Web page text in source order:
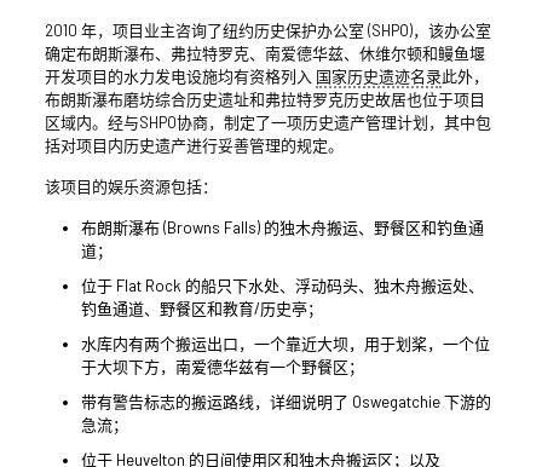
2010 年，项目业主咨询了纽约历史保护办公室 (SHPO)，该办公室
确定布朗斯瀑布、弗拉特罗克、南爱德华兹、休维尔顿和鳗鱼堰
开发项目的水力发电设施均有资格列入 国家历史遗迹名录此外，
布朗斯瀑布磨坊综合历史遗址和弗拉特罗克历史故居也位于项目
区域内。经与SHPO协商，制定了一项历史遗产管理计划，其中包
括对项目内历史遗产进行妥善管理的规定。
该项目的娱乐资源包括：
布朗斯瀑布 (Browns Falls) 的独木舟搬运、野餐区和钓鱼通
道；
位于 Flat Rock 的船只下水处、浮动码头、独木舟搬运处、
钓鱼通道、野餐区和教育/历史亭；
水库内有两个搬运出口，一个靠近大坝，用于划桨，一个位
于大坝下方，南爱德华兹有一个野餐区；
带有警告标志的搬运路线，详细说明了 Oswegatchie 下游的
急流；
位于 Heuvelton 的日间使用区和独木舟搬运区；以及